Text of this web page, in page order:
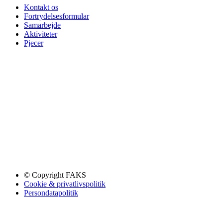
Kontakt os
Fortrydelsesformular
Samarbejde
Aktiviteter
Pjecer
© Copyright FAKS
Cookie & privatlivspolitik
Persondatapolitik